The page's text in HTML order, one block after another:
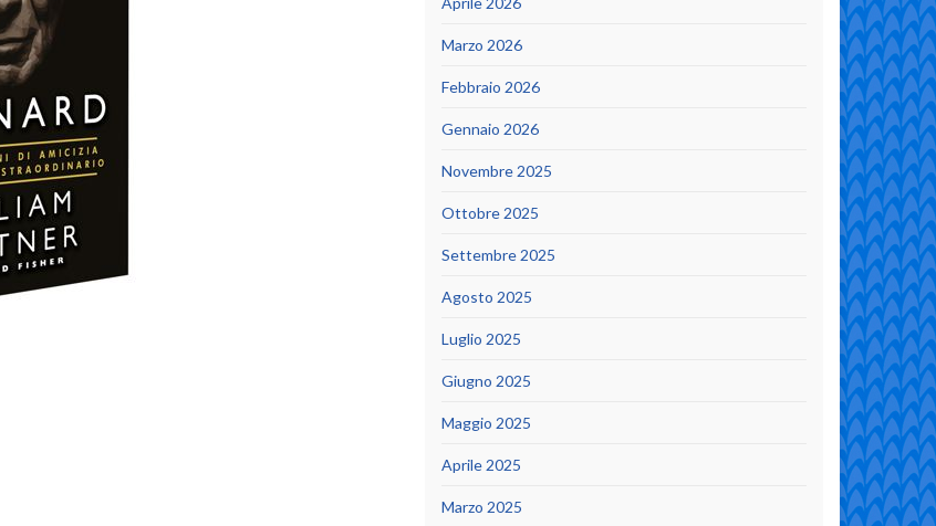
Marzo 2026
Febbraio 2026
Gennaio 2026
Novembre 2025
Ottobre 2025
Settembre 2025
Agosto 2025
Luglio 2025
Giugno 2025
Maggio 2025
Aprile 2025
Marzo 2025